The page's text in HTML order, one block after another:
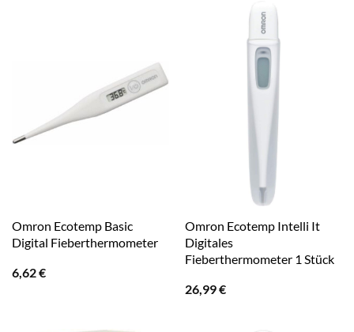
Omron Ecotemp Basic
Digital Fieberthermometer
6,62€
Omron Ecotemp Intelli It
Digitales
Fieberthermometer 1 Stück
26,99€